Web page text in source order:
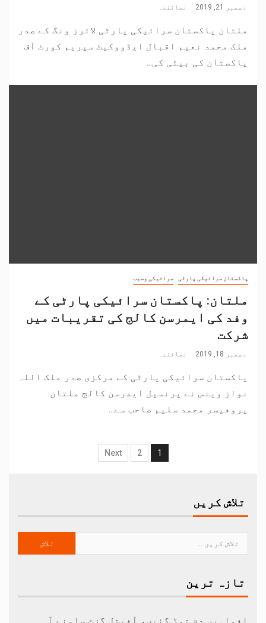
دسمبر 21, 2019 نمائندہ
ملتان پاکستان سرائیکی پارٹی لائرز ونگ کے صدر
ملک محمد نعیم اقبال ایڈووکیٹ سپریم کورٹ آف
پاکستان کی بیٹی کی...
پاکستان سرائیکی پارٹی سرائیکی وسیب
ملتان: پاکستان سرائیکی پارٹی کے
وفد کی ایمرسن کالج کی تقریبات میں
شرکت
دسمبر 18, 2019 نمائندہ
پاکستان سرائیکی پارٹی کے مرکزی صدر ملک اللہ
نواز وینس نے پرنسپل ایمرسن کالج ملتان
پروفیسر محمد سلیم صاحب سے...
1
2
Next
تلاش کریں
تازہ ترین
افواہیں دم توڑ گئیں، آفیشل گزٹ سامنے آ